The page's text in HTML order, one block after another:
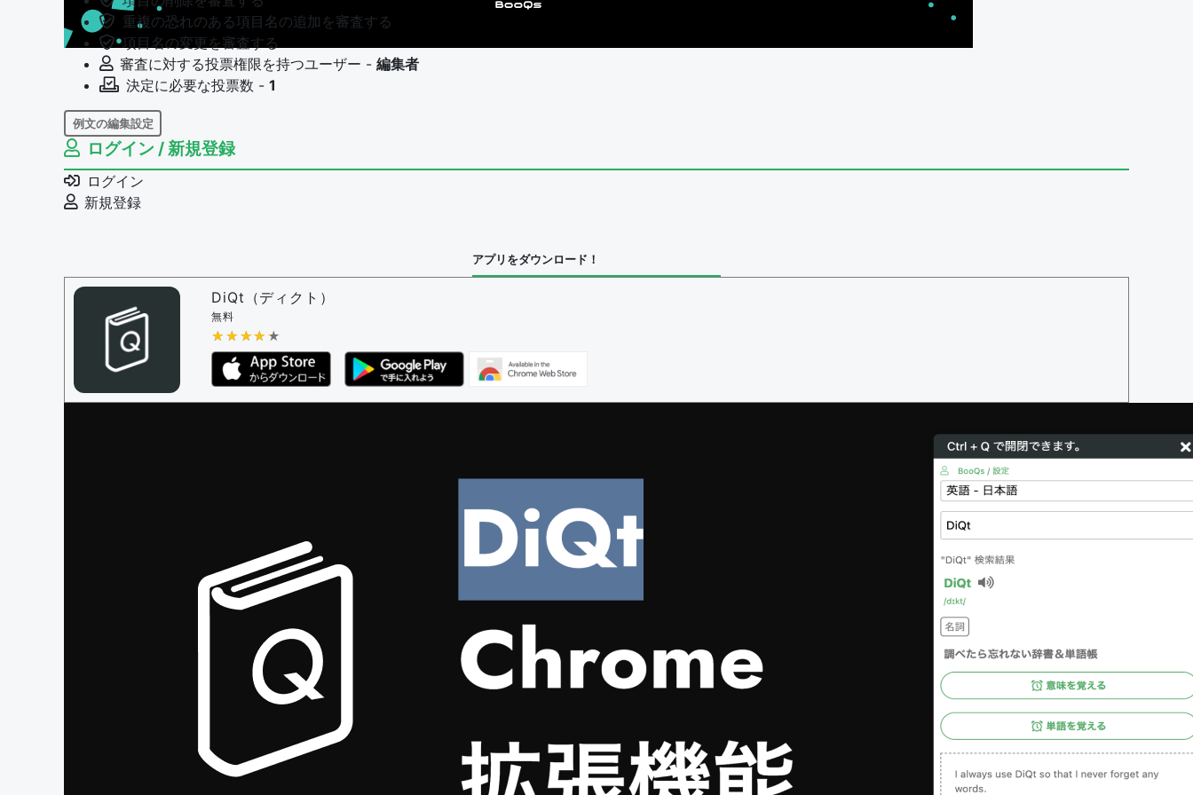
重複の恐れのある項目名の追加を審査する
項目名の変更を審査する
審査に対する投票権限を持つユーザー - 編集者
決定に必要な投票数 - 1
例文の編集設定
例文の編集権限を持つユーザー -
例文の編集を審査する
例文の削除を審査する
審査に対する投票権限を持つユーザー -
問題の編集権限を持つユーザー -
審査に対する投票権限を持つユーザー -
決定に必要な投票数 -1
編集ガイドライン
ログイン / 新規登録
ログイン
新規登録
アプリをダウンロード！
DiQt（ディクト）
無料
★★★★★
★★★★★